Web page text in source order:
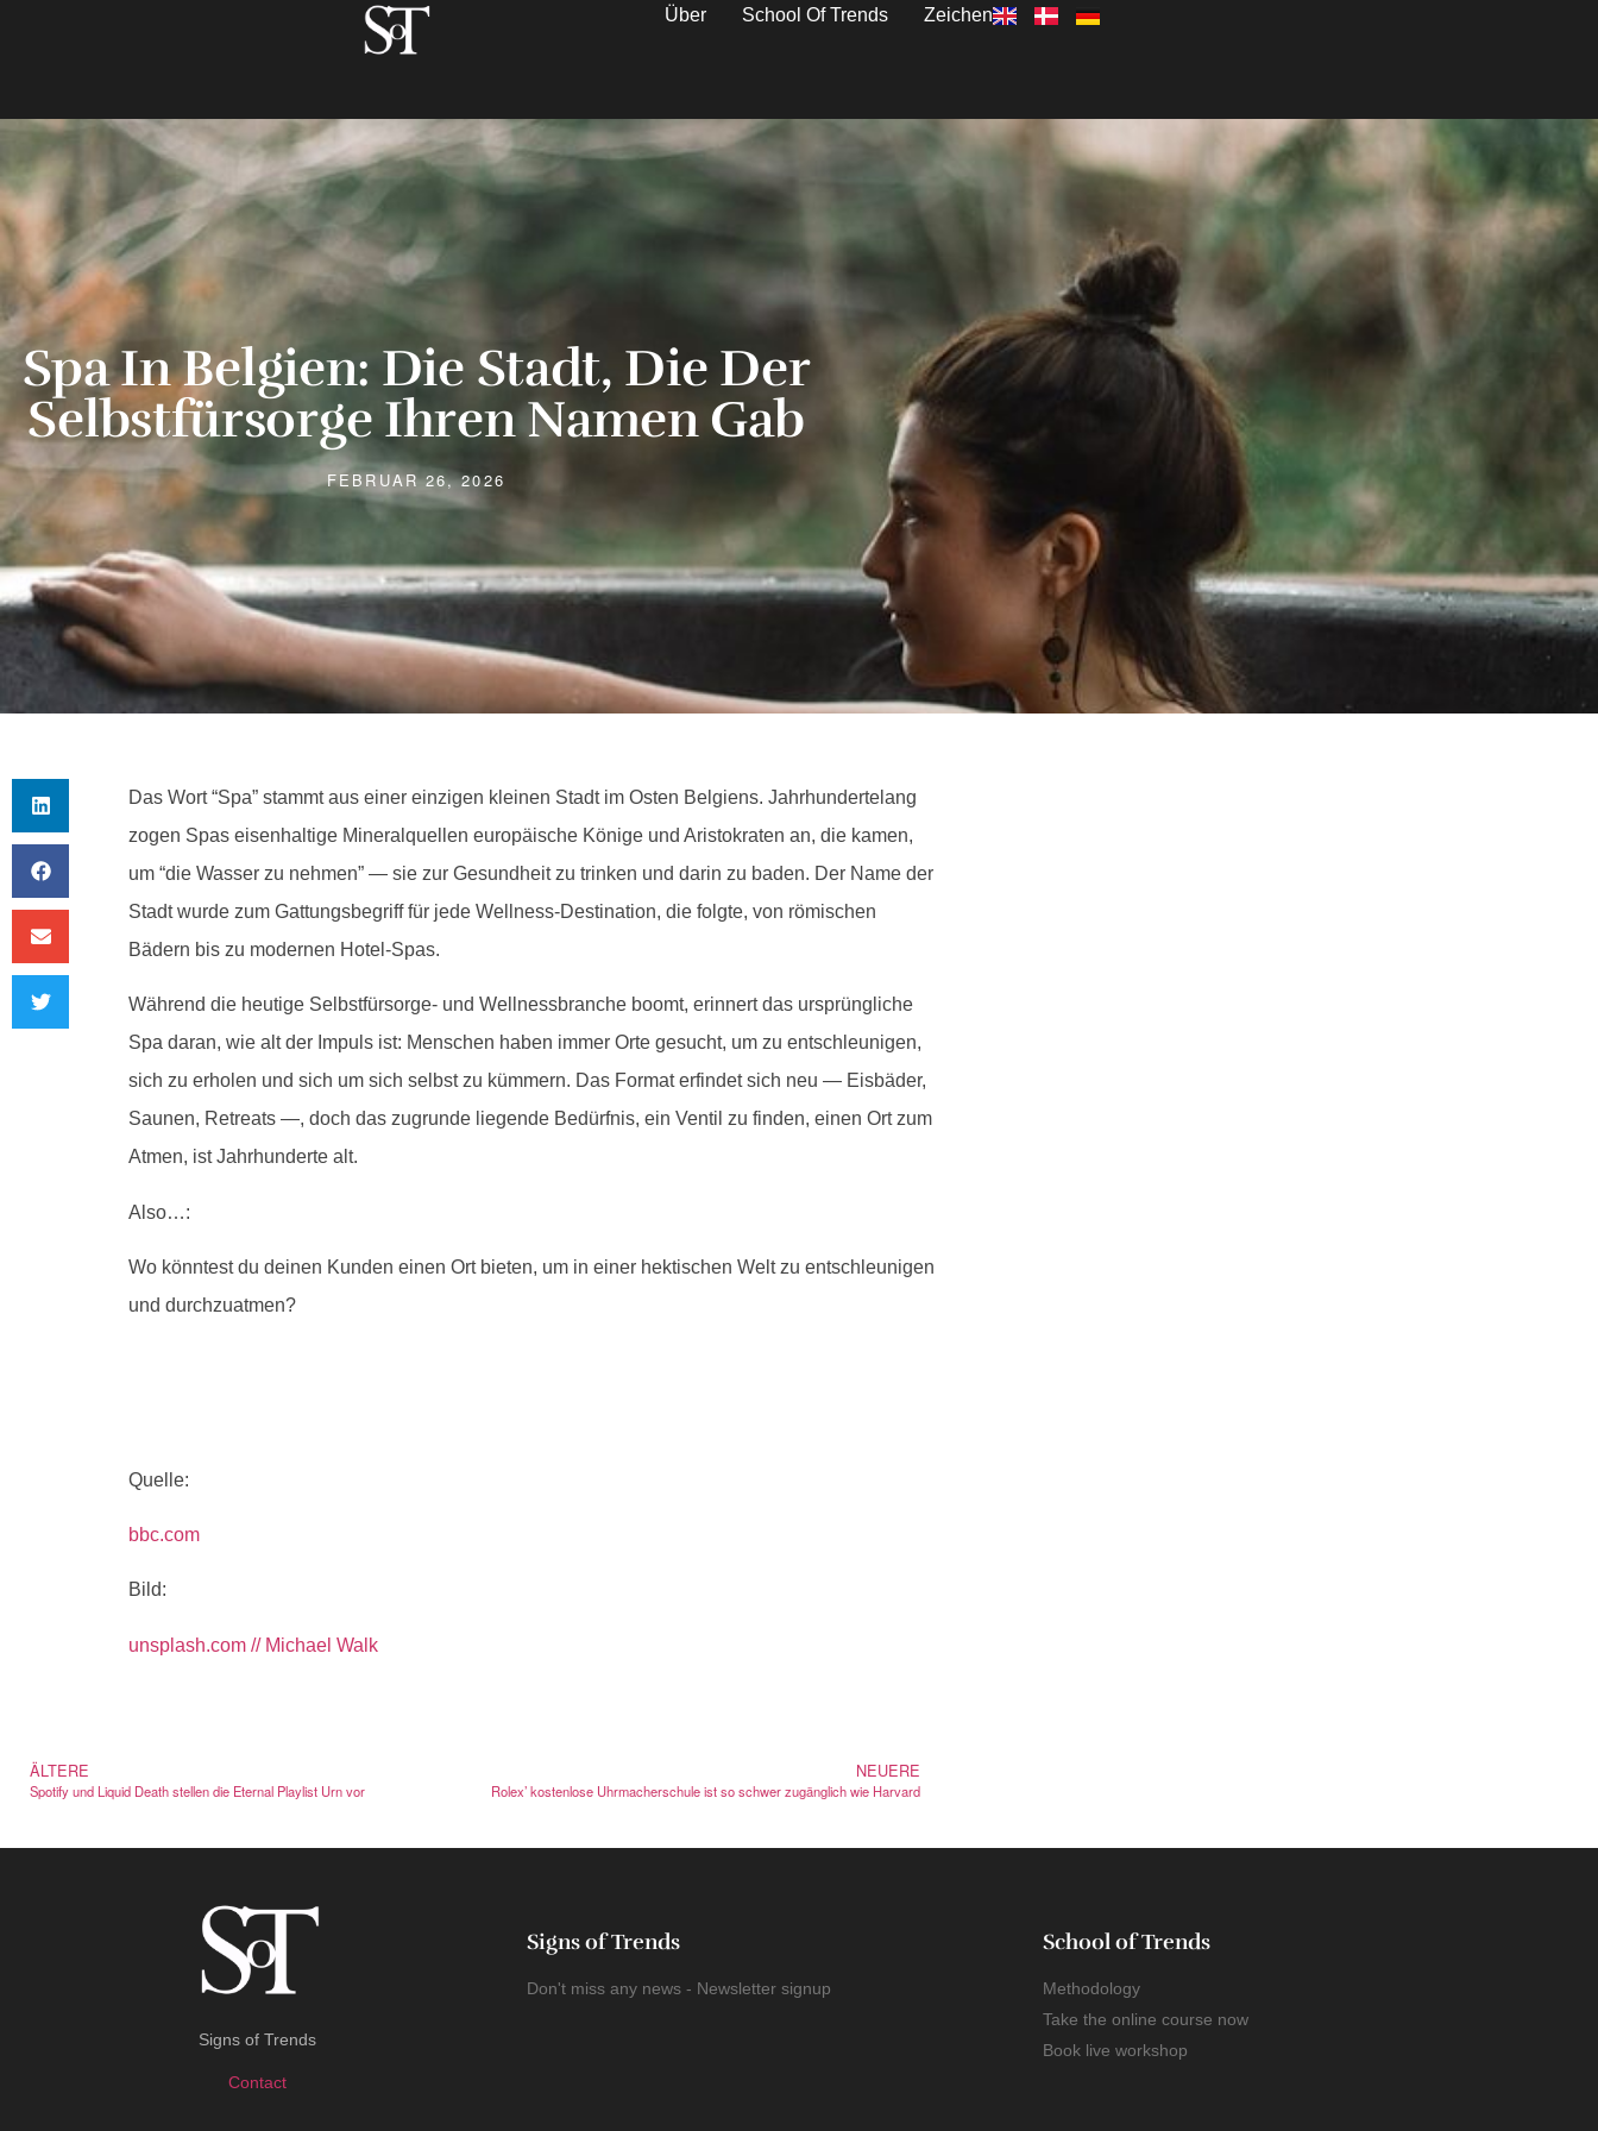
Über School Of Trends Zeichen
Spa In Belgien: Die Stadt, Die Der
Selbstfürsorge Ihren Namen Gab
FEBRUAR 26, 2026
Das Wort “Spa” stammt aus einer einzigen kleinen Stadt im Osten Belgiens. Jahrhundertelang
zogen Spas eisenhaltige Mineralquellen europäische Könige und Aristokraten an, die kamen,
um “die Wasser zu nehmen” — sie zur Gesundheit zu trinken und darin zu baden. Der Name der
Stadt wurde zum Gattungsbegriff für jede Wellness-Destination, die folgte, von römischen
Bädern bis zu modernen Hotel-Spas.
Während die heutige Selbstfürsorge- und Wellnessbranche boomt, erinnert das ursprüngliche
Spa daran, wie alt der Impuls ist: Menschen haben immer Orte gesucht, um zu entschleunigen,
sich zu erholen und sich um sich selbst zu kümmern. Das Format erfindet sich neu — Eisbäder,
Saunen, Retreats —, doch das zugrunde liegende Bedürfnis, ein Ventil zu finden, einen Ort zum
Atmen, ist Jahrhunderte alt.
Also…:
Wo könntest du deinen Kunden einen Ort bieten, um in einer hektischen Welt zu entschleunigen
und durchzuatmen?
Quelle:
bbc.com
Bild:
unsplash.com // Michael Walk
ÄLTERE
Spotify und Liquid Death stellen die Eternal Playlist Urn vor
NEUERE
Rolex’ kostenlose Uhrmacherschule ist so schwer zugänglich wie Harvard
Signs of Trends
Contact
Signs of Trends
Don't miss any news - Newsletter signup
School of Trends
Methodology
Take the online course now
Book live workshop